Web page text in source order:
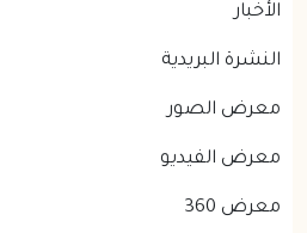
الأخبار
النشرة البريدية
معرض الصور
معرض الفيديو
معرض 360